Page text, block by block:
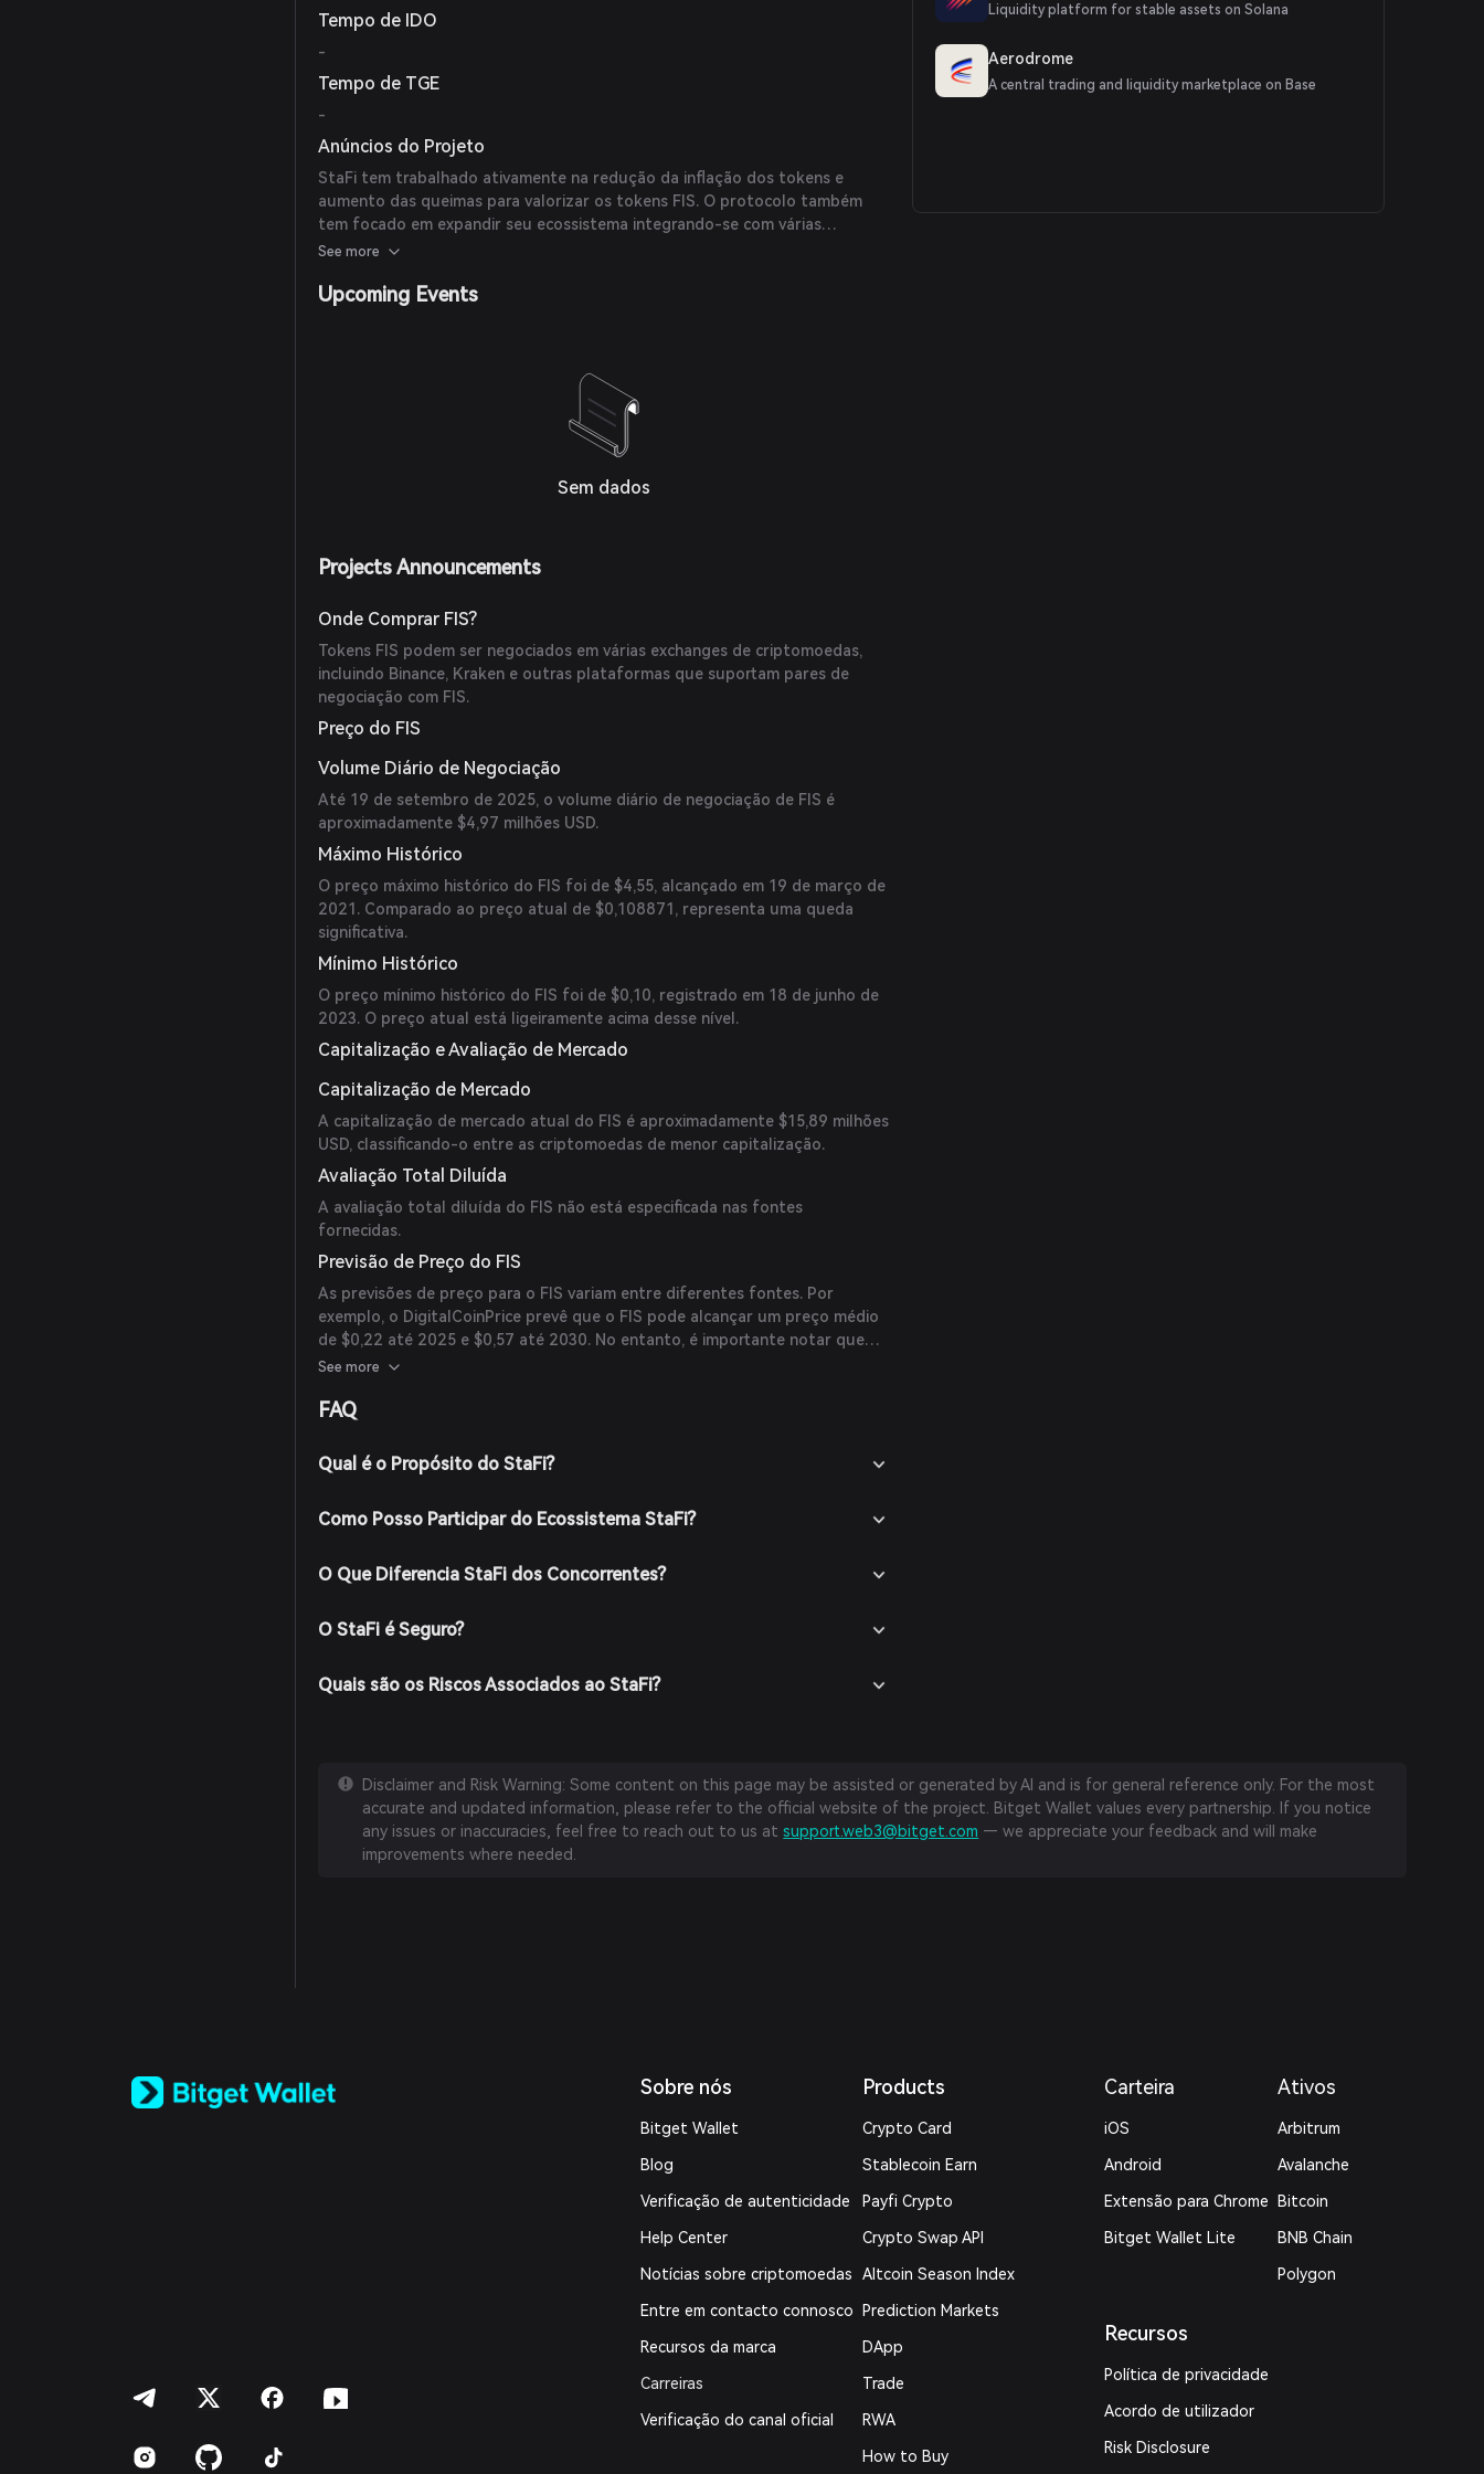
Tempo de IDO
-
Tempo de TGE
-
Anúncios do Projeto
StaFi tem trabalhado ativamente na redução da inflação dos tokens e
aumento das queimas para valorizar os tokens FIS. O protocolo também
tem focado em expandir seu ecossistema integrando-se com várias
plataformas DeFi e aprimorando a funcionalidade dos rTokens.
See more
Upcoming Events
Sem dados
Projects Announcements
Onde Comprar FIS?
Tokens FIS podem ser negociados em várias exchanges de criptomoedas,
incluindo Binance, Kraken e outras plataformas que suportam pares de
negociação com FIS.
Preço do FIS
Volume Diário de Negociação
Até 19 de setembro de 2025, o volume diário de negociação de FIS é
aproximadamente $4,97 milhões USD.
Máximo Histórico
O preço máximo histórico do FIS foi de $4,55, alcançado em 19 de março de
2021. Comparado ao preço atual de $0,108871, representa uma queda
significativa.
Mínimo Histórico
O preço mínimo histórico do FIS foi de $0,10, registrado em 18 de junho de
2023. O preço atual está ligeiramente acima desse nível.
Capitalização e Avaliação de Mercado
Capitalização de Mercado
A capitalização de mercado atual do FIS é aproximadamente $15,89 milhões
USD, classificando-o entre as criptomoedas de menor capitalização.
Avaliação Total Diluída
A avaliação total diluída do FIS não está especificada nas fontes
fornecidas.
Previsão de Preço do FIS
As previsões de preço para o FIS variam entre diferentes fontes. Por
exemplo, o DigitalCoinPrice prevê que o FIS pode alcançar um preço médio
de $0,22 até 2025 e $0,57 até 2030. No entanto, é importante notar que
essas previsões são especulativas e devem ser consideradas com cautela.
See more
FAQ
Qual é o Propósito do StaFi?
Como Posso Participar do Ecossistema StaFi?
O Que Diferencia StaFi dos Concorrentes?
O StaFi é Seguro?
Quais são os Riscos Associados ao StaFi?
Liquidity platform for stable assets on Solana
Aerodrome
A central trading and liquidity marketplace on Base
Disclaimer and Risk Warning: Some content on this page may be assisted or generated by AI and is for general reference only. For the most
accurate and updated information, please refer to the official website of the project. Bitget Wallet values every partnership. If you notice
any issues or inaccuracies, feel free to reach out to us atsupport.web3@bitget.com — we appreciate your feedback and will make
improvements where needed.
Español (Latinoamérica)
Sobre nós
Bitget Wallet
Blog
Verificação de autenticidade
Help Center
Notícias sobre criptomoedas
Entre em contacto connosco
Recursos da marca
Carreiras
Verificação do canal oficial
Products
Crypto Card
Stablecoin Earn
Payfi Crypto
Crypto Swap API
Altcoin Season Index
Prediction Markets
DApp
Trade
RWA
How to Buy
Carteira
iOS
Android
Extensão para Chrome
Bitget Wallet Lite
Recursos
Política de privacidade
Acordo de utilizador
Risk Disclosure
Ativos
Arbitrum
Avalanche
Bitcoin
BNB Chain
Polygon